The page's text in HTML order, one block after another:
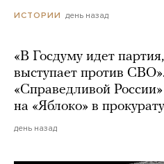
ИСТОРИИ день назад
«В Госдуму идет
выступает против
«Справедливой
на «Яблоко» в
день назад